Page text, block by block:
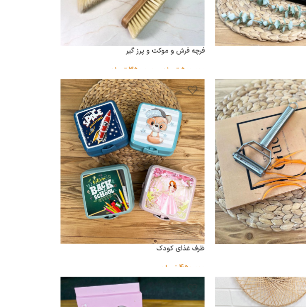
فرچه فرش و موکت و پرز گیر
500,000 تومان 350,000 تومان
ظرف غذای کودک
450,000 تومان